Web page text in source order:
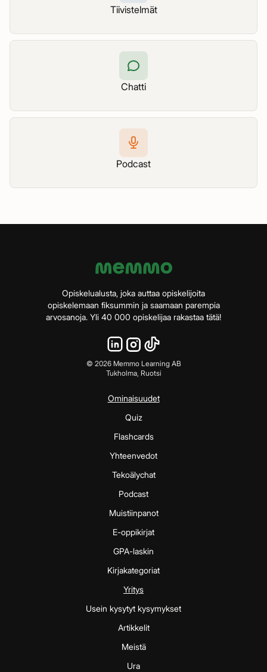
Tiivistelmät
Chatti
Podcast
Opiskelualusta, joka auttaa opiskelijoita
opiskelemaan fiksummin ja saamaan parempia
arvosanoja. Yli 40 000 opiskelijaa rakastaa tätä!
© 2026Memmo Learning AB
Tukholma, Ruotsi
Ominaisuudet
Quiz
Flashcards
Yhteenvedot
Tekoälychat
Podcast
Muistiinpanot
E-oppikirjat
GPA-laskin
Kirjakategoriat
Yritys
Usein kysytyt kysymykset
Artikkelit
Meistä
Ura